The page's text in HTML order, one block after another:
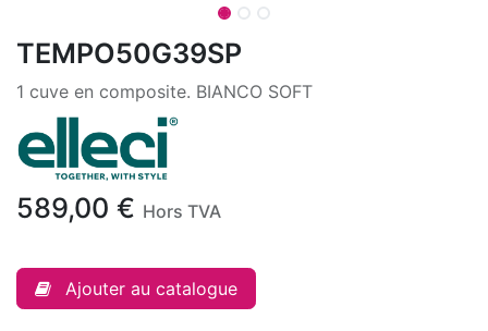
TEMPO50G39SP
1 cuve en composite. BIANCO SOFT
589,00 € Hors TVA
Ajouter au catalogue